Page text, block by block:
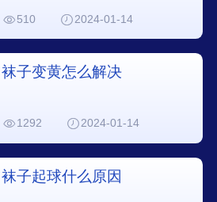
510 2024-01-14
袜子变黄怎么解决
1292 2024-01-14
袜子起球什么原因